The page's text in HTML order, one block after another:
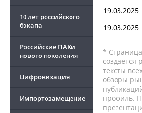
10 лет российского
бэкапа
Российские ПАКи
нового поколения
Цифровизация
Импортозамещение
19.03.2025
19.03.2025
*
создается
тексты
обзоры
профиль.